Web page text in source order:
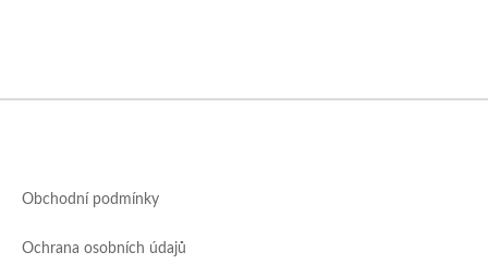
Obchodní podmínky
Ochrana osobních údajů